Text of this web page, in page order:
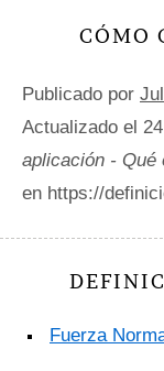
CÓMO
Publicado por
Actualizado el
aplicación - Qué
en https://
Fuerza